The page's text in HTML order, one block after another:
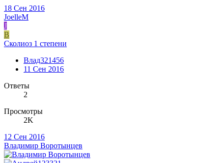
18 Сен 2016
JoelleM
J
В
Сколиоз 1 степени
Влад321456
11 Сен 2016
Ответы
2
Просмотры
2K
12 Сен 2016
Владимир Воротынцев